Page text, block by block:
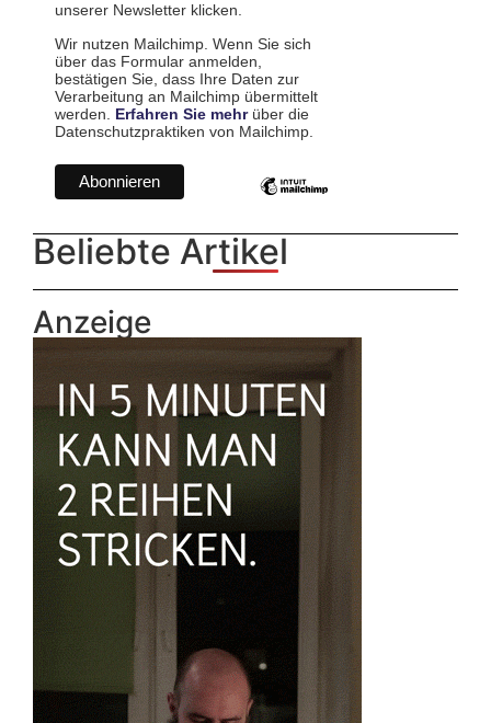
unserer Newsletter klicken.
Wir nutzen Mailchimp. Wenn Sie sich
über das Formular anmelden,
bestätigen Sie, dass Ihre Daten zur
Verarbeitung an Mailchimp übermittelt
werden. Erfahren Sie mehrüber die
Datenschutzpraktiken von Mailchimp.
Beliebte Artikel
Anzeige